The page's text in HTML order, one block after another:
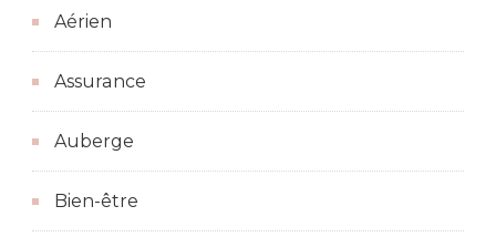
Aérien
Assurance
Auberge
Bien-être